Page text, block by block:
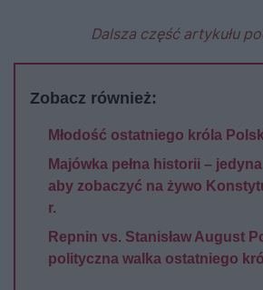
Dalsza część artykułu
Zobacz również:
Młodość ostatniego króla
Majówka pełna historii –
aby zobaczyć na żywo
r.
Repnin vs. Stanisław August
polityczna walka ostatniego